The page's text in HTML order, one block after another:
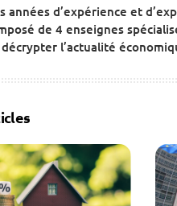
années d’expérience et
de 4 enseignes
l’actualité